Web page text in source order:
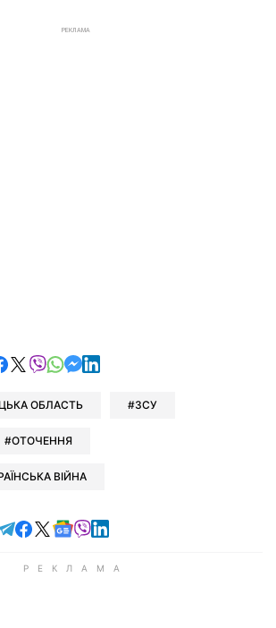
РЕКЛАМА
у Telegram
поділитись у Facebook
поділитись у X
відправити у Viber
відправити у Whatsapp
відправити у Messenger
відправити у LinkedIn
ОБЛАСТЬ ЗСУ
ОТОЧЕННЯ
ВІЙНА
Читайте у Telegram
Читайте у Facebook
Читайте у X
Читайте у Google news
Читайте у Viber
Читайте у LinkedIn